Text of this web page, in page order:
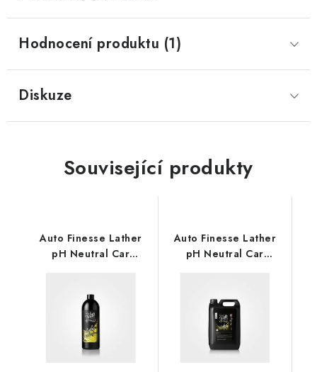
Hodnocení produktu (1)
Diskuze
Související produkty
Auto Finesse Lather
pH Neutral Car
Auto Finesse Lather
pH Neutral Car